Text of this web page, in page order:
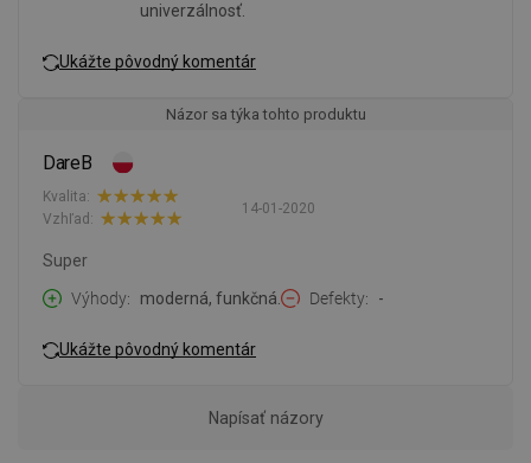
univerzálnosť.
Ukážte pôvodný komentár
Názor sa týka tohto produktu
DareB
14-01-2020
Kvalita:
Vzhľad:
Super
Výhody
moderná, funkčná. Defekty -
Ukážte pôvodný komentár
Napísať názory